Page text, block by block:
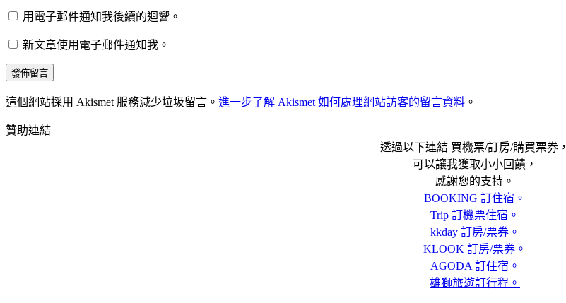
用電子郵件通知我後續的迴響。
新文章使用電子郵件通知我。
這個網站採用 Akismet 服務減少垃圾留言。 進一步了解 Akismet 如何處理網站訪客的留言資料 。
贊助連結
透過以下連結 買機票/訂房/購買票券，
可以讓我獲取小小回饋，
感謝您的支持。
BOOKING 訂住宿。
Trip 訂機票住宿。
kkday 訂房/票券。
KLOOK 訂房/票券。
AGODA 訂住宿。
雄獅旅遊訂行程。